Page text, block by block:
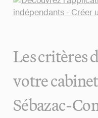
Les critères
votre
Sébazac-